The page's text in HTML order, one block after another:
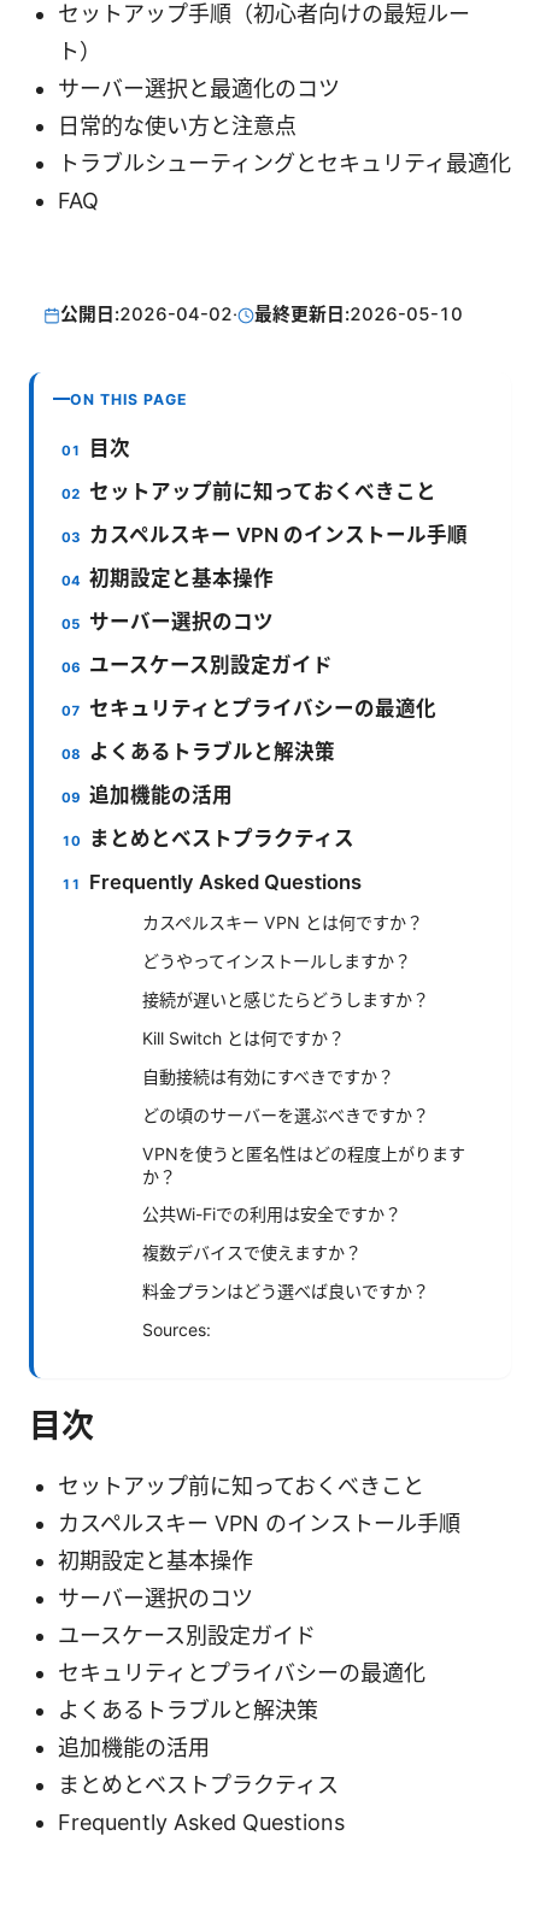
セットアップ手順（初心者向けの最短ルー
ト）
サーバー選択と最適化のコツ
日常的な使い方と注意点
トラブルシューティングとセキュリティ最適化
FAQ
公開日:2026-04-02· 最終更新日:2026-05-10
ON THIS PAGE
目次
セットアップ前に知っておくべきこと
カスペルスキー VPN のインストール手順
初期設定と基本操作
サーバー選択のコツ
ユースケース別設定ガイド
セキュリティとプライバシーの最適化
よくあるトラブルと解決策
追加機能の活用
まとめとベストプラクティス
Frequently Asked Questions
カスペルスキー VPN とは何ですか？
どうやってインストールしますか？
接続が遅いと感じたらどうしますか？
Kill Switch とは何ですか？
自動接続は有効にすべきですか？
どの頃のサーバーを選ぶべきですか？
VPNを使うと匿名性はどの程度上がります
か？
公共Wi-Fiでの利用は安全ですか？
複数デバイスで使えますか？
料金プランはどう選べば良いですか？
Sources:
目次
セットアップ前に知っておくべきこと
カスペルスキー VPN のインストール手順
初期設定と基本操作
サーバー選択のコツ
ユースケース別設定ガイド
セキュリティとプライバシーの最適化
よくあるトラブルと解決策
追加機能の活用
まとめとベストプラクティス
Frequently Asked Questions